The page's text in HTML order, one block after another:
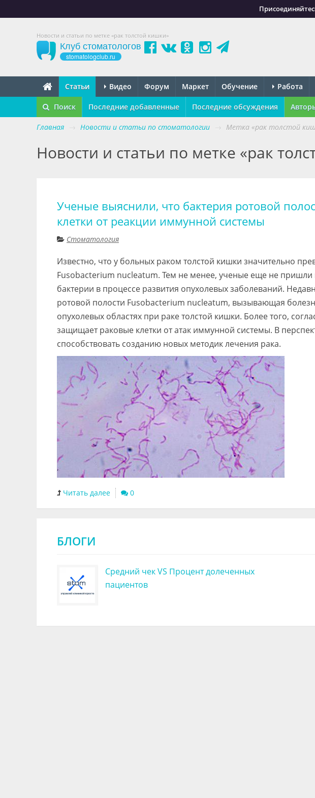
Новости и статьи по метке «рак толстой кишки»
Клуб стоматологов
stomatologclub.ru
Статьи Видео Форум Маркет Обучение Работа
Поиск Последние добавленные Последние обсуждения
Главная → Новости и статьи по стоматологии → Метка «рак толстой
Новости и статьи по метке «рак
Ученые выяснили, что бактерия ротовой
клетки от реакции иммунной системы
Стоматология
Известно, что у больных раком толстой кишки значительно
Fusobacterium nucleatum. Тем не менее, ученые еще не пришли
бактерии в процессе развития опухолевых заболеваний.
ротовой полости Fusobacterium nucleatum, вызывающая
опухолевых областях при раке толстой кишки. Более того,
защищает раковые клетки от атак иммунной системы. В
способствовать созданию новых методик лечения рака.
Читать далее 0
БЛОГИ
Средний чек VS Процент долеченных
пациентов